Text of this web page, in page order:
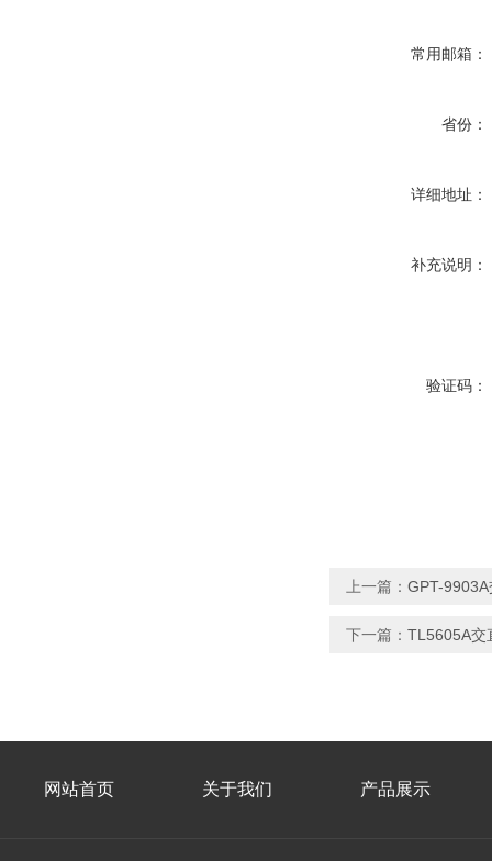
常用邮箱：
省份：
详细地址：
补充说明：
验证码：
上一篇： GPT-
下一篇： TL5605A交
网站首页 关于我们 产品展示